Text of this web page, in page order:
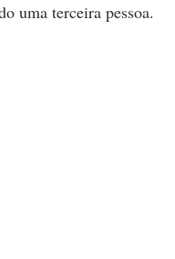
uma terceira pessoa.